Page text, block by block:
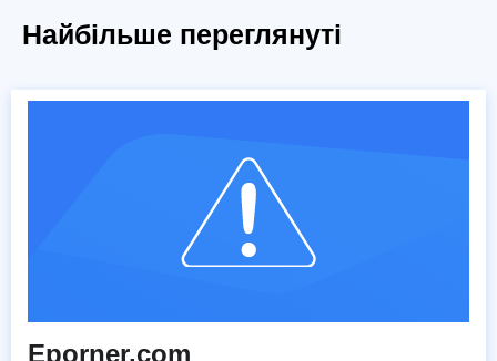
Найбільше переглянуті
Eporner.com